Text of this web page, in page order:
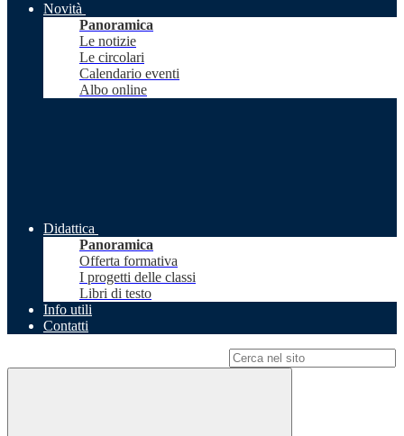
Novità
Panoramica
Le notizie
Le circolari
Calendario eventi
Albo online
Didattica
Panoramica
Offerta formativa
I progetti delle classi
Libri di testo
Info utili
Contatti